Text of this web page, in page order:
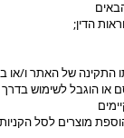
הדין;
התקינה של האתר ו/או
או הוגבל לשימוש
מוצרים לסל הקניות,